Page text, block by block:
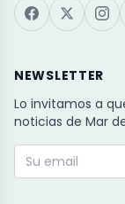
NEWSLETTER
Lo invitamos a
noticias de Mar